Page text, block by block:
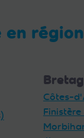
en
Côtes-